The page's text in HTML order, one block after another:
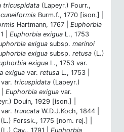
tricuspidata (Lapeyr.) Fourr.,
Burm.f., 1770 [ison.] |
Hartmann, 1767 | Euphorbia
| Euphorbia exigua L., 1753
exigua subsp. merinoi
exigua subsp. retusa (L.)
exigua L., 1753 var.
exigua var. retusa L., 1753 |
var. tricuspidata (Lapeyr.)
Euphorbia exigua var.
Douin, 1929 [ison.] |
var. truncata W.D.J.Koch, 1844 |
(L.) Forssk., 1775 [nom. rej.] |
(L.) Cav., 1791 | Euphorbia